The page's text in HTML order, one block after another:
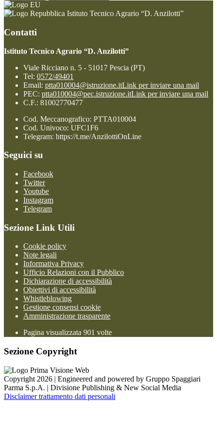
Istituto Tecnico Agrario “D. Anzilotti”
Contatti
Istituto Tecnico Agrario “D. Anzilotti”
Viale Ricciano n. 5 - 51017 Pescia (PT)
Tel: 0572/49401
Email: ptta010004@istruzione.itLink per inviare una mail
PEC: ptta010004@pec.istruzione.itLink per inviare una mail
C.F.: 81002770477
Cod. Meccanografico: PTTA010004
Cod. Univoco: UFC1F6
Telegram: https://t.me/AnzilottiOnLine
Seguici su
Facebook
Twitter
Youtube
Instagram
Telegram
Sezione Link Utili
Cookie policy
Note legali
Informativa Privacy
Ufficio Relazioni con il Pubblico
Dichiarazione di accessibilità
Obiettivi di accessibilità
Whistleblowing
Gestione consensi cookie
Amministrazione trasparente
Pagina visualizzata 901 volte
Sezione Copyright
Copyright 2026 | Engineered and powered by Gruppo Spaggiari
Parma S.p.A. | Divisione Publishing & New Social Media
Disclaimer trattamento dati personali